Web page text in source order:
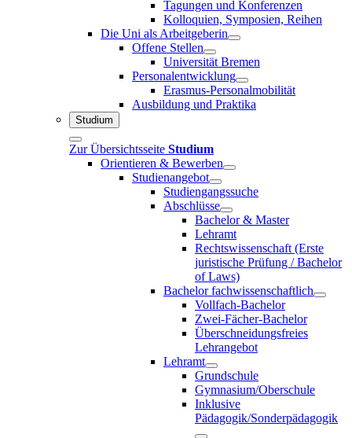
Tagungen und Konferenzen
Kolloquien, Symposien, Reihen
Die Uni als Arbeitgeberin
Offene Stellen
Universität Bremen
Personalentwicklung
Erasmus-Personalmobilität
Ausbildung und Praktika
Studium
Zur Übersichtsseite Studium
Orientieren & Bewerben
Studienangebot
Studiengangssuche
Abschlüsse
Bachelor & Master
Lehramt
Rechtswissenschaft (Erste
juristische Prüfung / Bachelor
of Laws)
Bachelor fachwissenschaftlich
Vollfach-Bachelor
Zwei-Fächer-Bachelor
Überschneidungsfreies
Lehrangebot
Lehramt
Grundschule
Gymnasium/Oberschule
Inklusive
Pädagogik/Sonderpädagogik